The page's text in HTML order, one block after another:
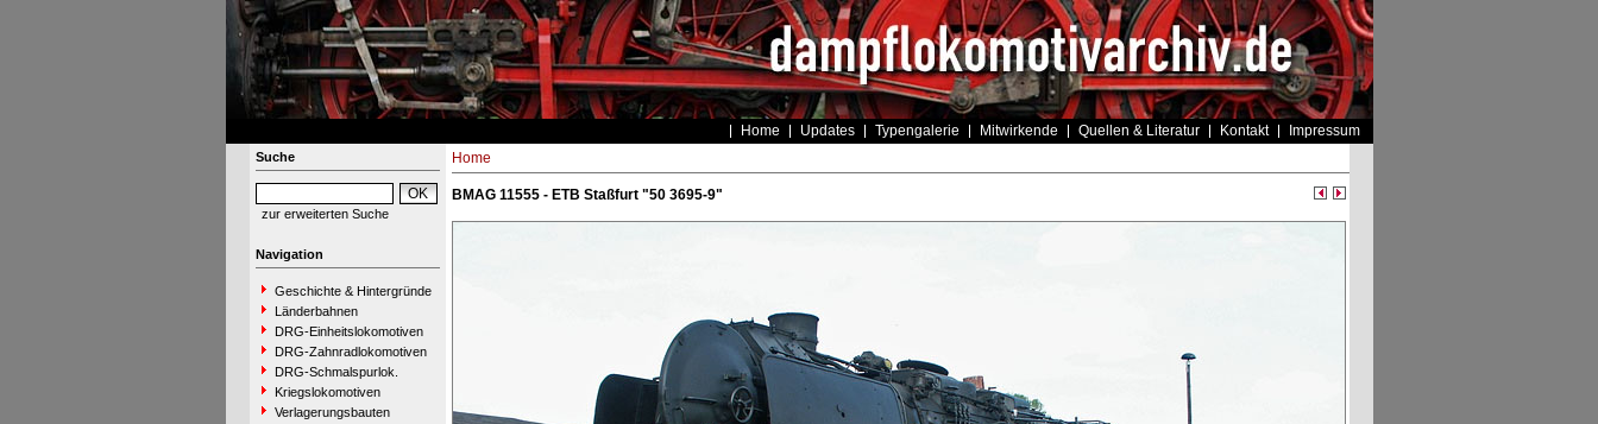
Home Updates Typengalerie Mitwirkende Quellen & Literatur Kontakt Impressum
Suche
zur erweiterten Suche
Navigation
Geschichte & Hintergründe
Länderbahnen
DRG-Einheitslokomotiven
DRG-Zahnradlokomotiven
DRG-Schmalspurlok.
Kriegslokomotiven
Verlagerungsbauten
Home
BMAG 11555 - ETB Staßfurt "50 3695-9"